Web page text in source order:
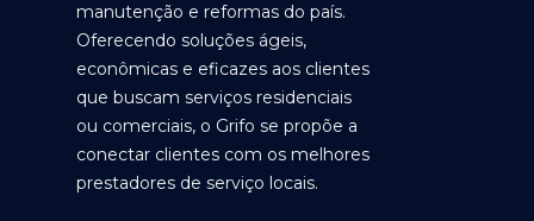
manutenção e reformas do país.
Oferecendo soluções ágeis,
econômicas e eficazes aos clientes
que buscam serviços residenciais
ou comerciais, o Grifo se propõe a
conectar clientes com os melhores
prestadores de serviço locais.